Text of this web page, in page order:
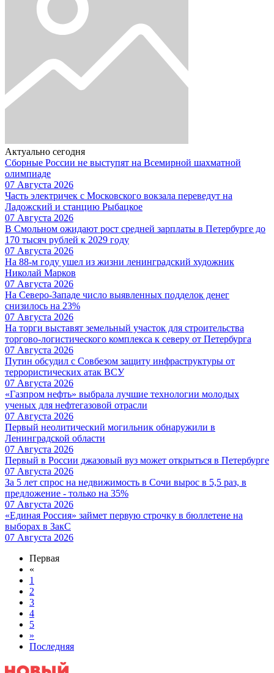
Актуально сегодня
Сборные России не выступят на Всемирной шахматной
олимпиаде
07 Августа 2026
Часть электричек с Московского вокзала переведут на
Ладожский и станцию Рыбацкое
07 Августа 2026
В Смольном ожидают рост средней зарплаты в Петербурге до
170 тысяч рублей к 2029 году
07 Августа 2026
На 88-м году ушел из жизни ленинградский художник
Николай Марков
07 Августа 2026
На Северо-Западе число выявленных подделок денег
снизилось на 23%
07 Августа 2026
На торги выставят земельный участок для строительства
торгово-логистического комплекса к северу от Петербурга
07 Августа 2026
Путин обсудил с Совбезом защиту инфраструктуры от
террористических атак ВСУ
07 Августа 2026
«Газпром нефть» выбрала лучшие технологии молодых
ученых для нефтегазовой отрасли
07 Августа 2026
Первый неолитический могильник обнаружили в
Ленинградской области
07 Августа 2026
Первый в России джазовый вуз может открыться в Петербурге
07 Августа 2026
За 5 лет спрос на недвижимость в Сочи вырос в 5,5 раз, в
предложение - только на 35%
07 Августа 2026
«Единая Россия» займет первую строчку в бюллетене на
выборах в ЗакС
07 Августа 2026
Первая
«
1
2
3
4
5
»
Последняя